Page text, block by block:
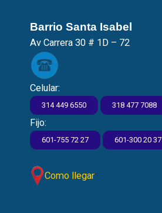
Barrio Santa Isabel
Av Carrera 30 # 1D – 72
Celular:
314 449 6550 318 477 7088
Fijo:
601-755 72 27 601-300 20 37
Como llegar